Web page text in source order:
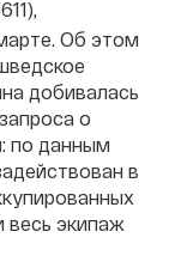
Об этом
добивалась
о
по данным
в
весь экипаж